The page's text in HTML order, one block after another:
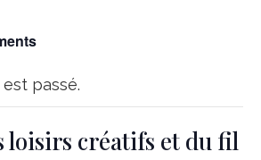
passé.
loisirs créatifs et du fil